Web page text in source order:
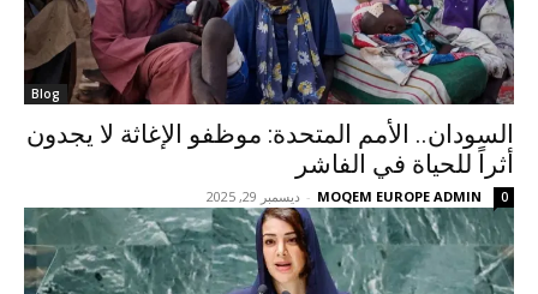
Blog
السودان.. الأمم المتحدة: موظفو الإغاثة لا يجدون
أثراً للحياة في الفاشر
MOQEM EUROPE ADMIN
- ديسمبر 29, 2025 0